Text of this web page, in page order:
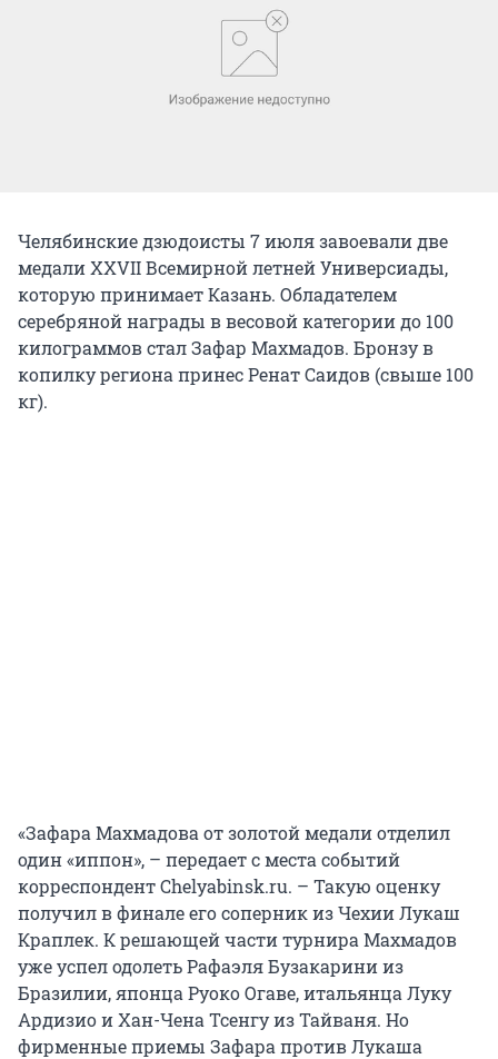
Челябинские дзюдоисты 7 июля завоевали две
медали XXVII Всемирной летней Универсиады,
которую принимает Казань. Обладателем
серебряной награды в весовой категории до 100
килограммов стал Зафар Махмадов. Бронзу в
копилку региона принес Ренат Саидов (свыше 100
кг).
«Зафара Махмадова от золотой медали отделил
один «иппон», – передает с места событий
корреспондент Chelyabinsk.ru. – Такую оценку
получил в финале его соперник из Чехии Лукаш
Краплек. К решающей части турнира Махмадов
уже успел одолеть Рафаэля Бузакарини из
Бразилии, японца Руоко Огаве, итальянца Луку
Ардизио и Хан-Чена Тсенгу из Тайваня. Но
фирменные приемы Зафара против Лукаша